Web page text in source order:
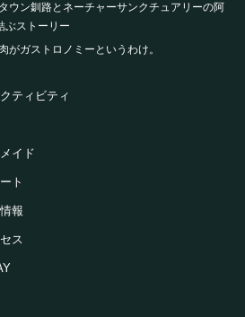
ウン釧路と ネーチャーサンクチュアリーの阿
ぶストーリー
がガストロノミーというわけ。
ティビティ
イド
ト
報
ス